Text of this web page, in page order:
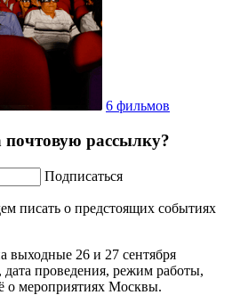
6 фильмов
почтовую рассылку?
Подписаться
писать о предстоящих событиях
выходные 26 и 27 сентября
проведения, режим работы,
о мероприятиях Москвы.